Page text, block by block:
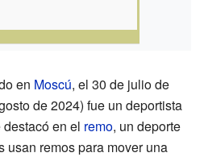
en Moscú, el 30 de julio de
de 2024) fue un deportista
destacó en el remo, un deporte
usan remos para mover una